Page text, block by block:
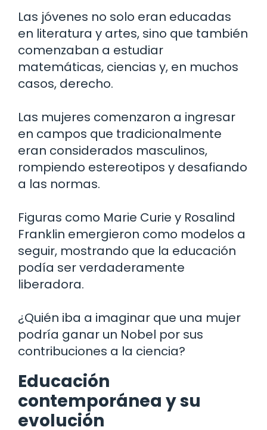
Las jóvenes no solo eran educadas
en literatura y artes, sino que también
comenzaban a estudiar
matemáticas, ciencias y, en muchos
casos, derecho.
Las mujeres comenzaron a ingresar
en campos que tradicionalmente
eran considerados masculinos,
rompiendo estereotipos y desafiando
a las normas.
Figuras como Marie Curie y Rosalind
Franklin emergieron como modelos a
seguir, mostrando que la educación
podía ser verdaderamente
liberadora.
¿Quién iba a imaginar que una mujer
podría ganar un Nobel por sus
contribuciones a la ciencia?
Educación
contemporánea y su
evolución